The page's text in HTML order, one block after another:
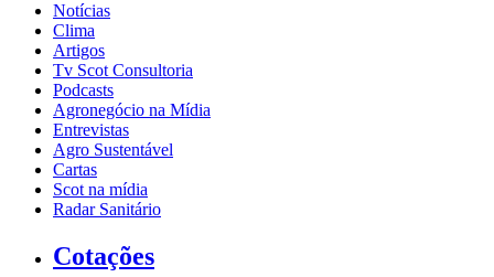
Notícias
Clima
Artigos
Tv Scot Consultoria
Podcasts
Agronegócio na Mídia
Entrevistas
Agro Sustentável
Cartas
Scot na mídia
Radar Sanitário
Cotações